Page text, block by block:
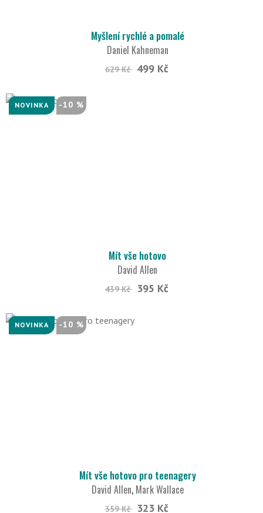
Myšlení rychlé a pomalé
Daniel Kahneman
629 Kč 499 Kč
NOVINKA -10 %
Mít vše hotovo
David Allen
439 Kč 395 Kč
NOVINKA -10 %
Mít vše hotovo pro teenagery
David Allen, Mark Wallace
359 Kč 323 Kč